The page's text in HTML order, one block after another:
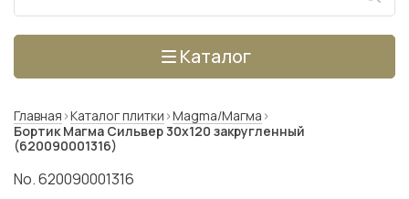
Каталог
Главная Каталог плитки Magma/Магма
Бортик Магма Сильвер 30x120 закругленный
(620090001316)
No. 620090001316